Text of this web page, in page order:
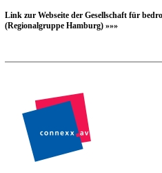
Link zur Webseite der Gesellschaft für
(Regionalgruppe Hamburg) »»»